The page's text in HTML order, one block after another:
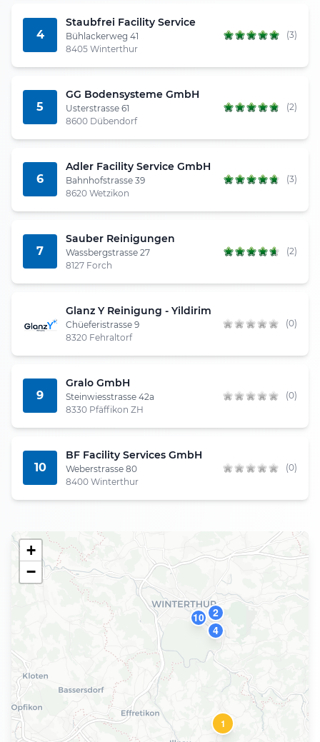
4
Staubfrei Facility Service
Bühlackerweg 41
8405 Winterthur
(3)
5
GG Bodensysteme GmbH
Usterstrasse 61
8600 Dübendorf
(2)
6
Adler Facility Service GmbH
Bahnhofstrasse 39
8620 Wetzikon
(3)
7
Sauber Reinigungen
Wassbergstrasse 27
8127 Forch
(2)
Glanz Y Reinigung - Yildirim
Chüeferistrasse 9
8320 Fehraltorf
(0)
9
Gralo GmbH
Steinwiesstrasse 42a
8330 Pfäffikon ZH
(0)
10
BF Facility Services GmbH
Weberstrasse 80
8400 Winterthur
(0)
1
2
4
10
+
−